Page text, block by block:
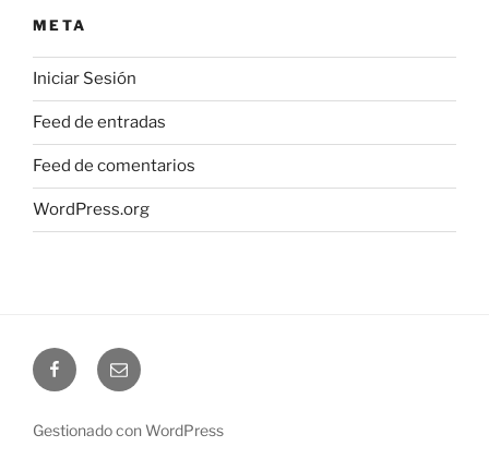
META
Iniciar Sesión
Feed de entradas
Feed de comentarios
WordPress.org
FacebookEmail
Gestionado con WordPress